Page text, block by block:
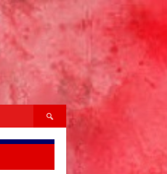
Vyhledávání